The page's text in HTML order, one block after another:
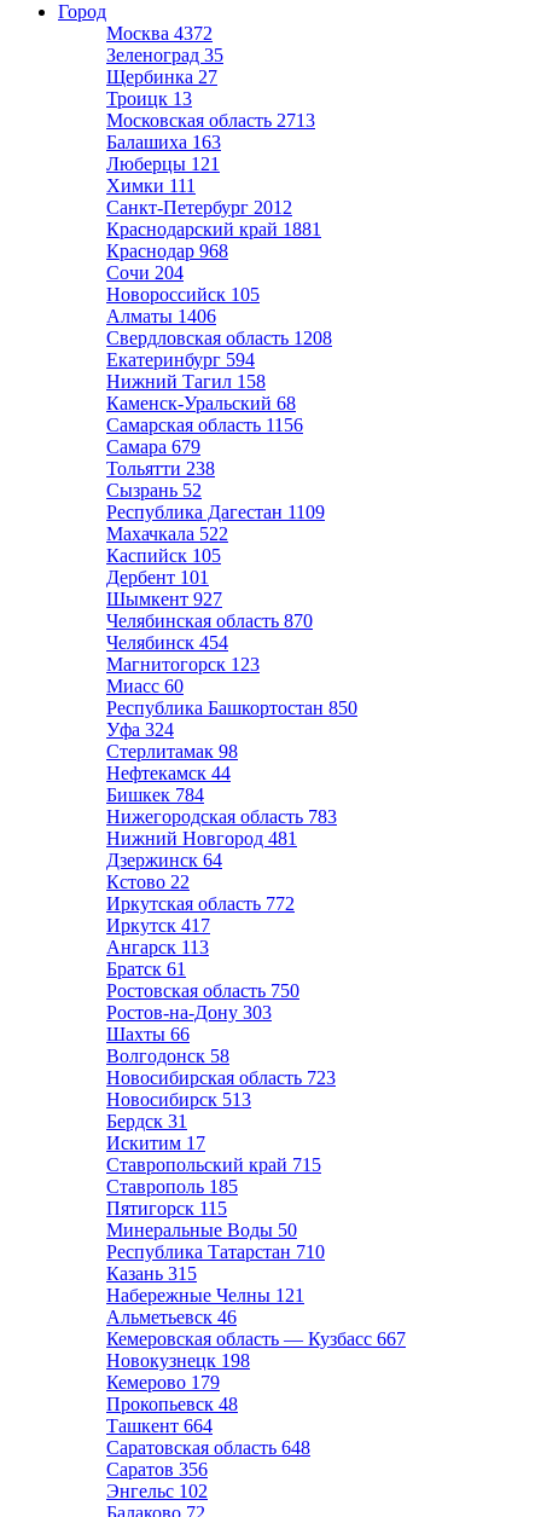
Город
Москва 4372
Зеленоград 35
Щербинка 27
Троицк 13
Московская область 2713
Балашиха 163
Люберцы 121
Химки 111
Санкт-Петербург 2012
Краснодарский край 1881
Краснодар 968
Сочи 204
Новороссийск 105
Алматы 1406
Свердловская область 1208
Екатеринбург 594
Нижний Тагил 158
Каменск-Уральский 68
Самарская область 1156
Самара 679
Тольятти 238
Сызрань 52
Республика Дагестан 1109
Махачкала 522
Каспийск 105
Дербент 101
Шымкент 927
Челябинская область 870
Челябинск 454
Магнитогорск 123
Миасс 60
Республика Башкортостан 850
Уфа 324
Стерлитамак 98
Нефтекамск 44
Бишкек 784
Нижегородская область 783
Нижний Новгород 481
Дзержинск 64
Кстово 22
Иркутская область 772
Иркутск 417
Ангарск 113
Братск 61
Ростовская область 750
Ростов-на-Дону 303
Шахты 66
Волгодонск 58
Новосибирская область 723
Новосибирск 513
Бердск 31
Искитим 17
Ставропольский край 715
Ставрополь 185
Пятигорск 115
Минеральные Воды 50
Республика Татарстан 710
Казань 315
Набережные Челны 121
Альметьевск 46
Кемеровская область — Кузбасс 667
Новокузнецк 198
Кемерово 179
Прокопьевск 48
Ташкент 664
Саратовская область 648
Саратов 356
Энгельс 102
Балаково 72